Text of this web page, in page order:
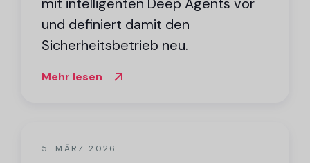
und definiert damit den
Sicherheitsbetrieb neu.
Mehr lesen
5. MÄRZ 2026